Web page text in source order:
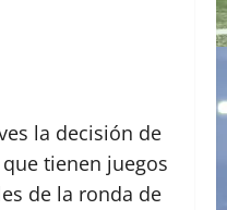
la decisión de
tienen juegos
de la ronda de